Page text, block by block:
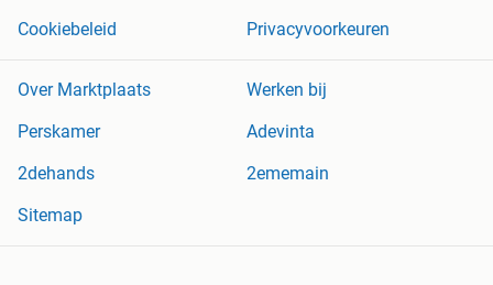
Cookiebeleid
Privacyvoorkeuren
Over Marktplaats
Werken bij
Perskamer
Adevinta
2dehands
2ememain
Sitemap